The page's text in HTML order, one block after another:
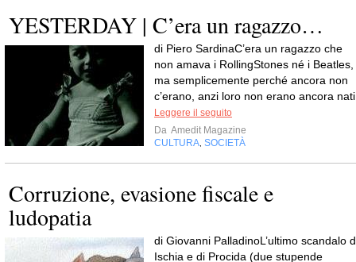
YESTERDAY | C’era un ragazzo…
di Piero SardinaC’era un ragazzo che
non amava i RollingStones né i Beatles,
ma semplicemente perché ancora non
c’erano, anzi loro non erano ancora
Leggere il seguito
Da Amedit Magazine
CULTURA, SOCIETÀ
Corruzione, evasione fiscale e
ludopatia
di Giovanni PalladinoL’ultimo scandalo
Ischia e di Procida (due stupende